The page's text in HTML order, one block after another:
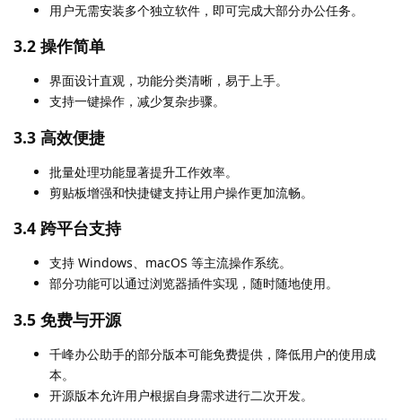
用户无需安装多个独立软件，即可完成大部分办公任务。
3.2 操作简单
界面设计直观，功能分类清晰，易于上手。
支持一键操作，减少复杂步骤。
3.3 高效便捷
批量处理功能显著提升工作效率。
剪贴板增强和快捷键支持让用户操作更加流畅。
3.4 跨平台支持
支持 Windows、macOS 等主流操作系统。
部分功能可以通过浏览器插件实现，随时随地使用。
3.5 免费与开源
千峰办公助手的部分版本可能免费提供，降低用户的使用成
本。
开源版本允许用户根据自身需求进行二次开发。